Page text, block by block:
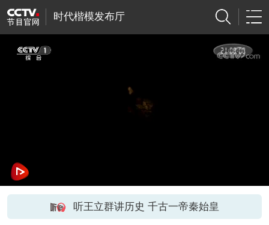
时代楷模发布厅
听王立群讲历史 千古一帝秦始皇